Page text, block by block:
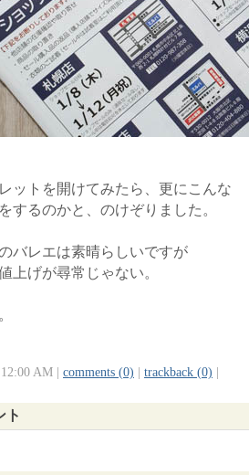
ットを開けてみたら、更にこんな
するのかと、のけぞりました。
バレエは素晴らしいですが
上げが尋常じゃない。
12:00 AM | comments (0) trackback (0)
ト